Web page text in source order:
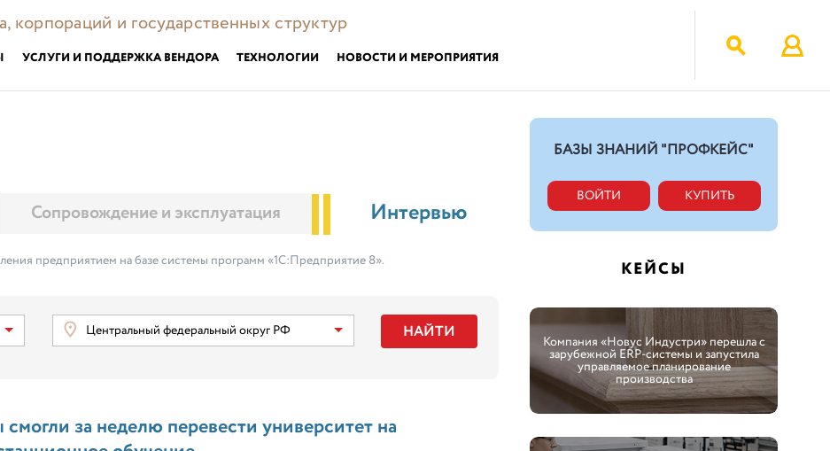
корпораций и государственных структур
УСЛУГИ И ПОДДЕРЖКА ВЕНДОРА ТЕХНОЛОГИИ НОВОСТИ И МЕРОПРИЯТИЯ
Сопровождение и эксплуатация Интервью
предприятием на базе системы программ «1С:Предприятие 8».
Центральный федеральный округ РФ НАЙТИ
за неделю перевести университет на
БАЗЫ ЗНАНИЙ "ПРОФКЕЙС"
ВОЙТИ КУПИТЬ
КЕЙСЫ
Компания «Новус Индустри» перешла с
зарубежной ERP-системы и запустила
управляемое планирование
производства